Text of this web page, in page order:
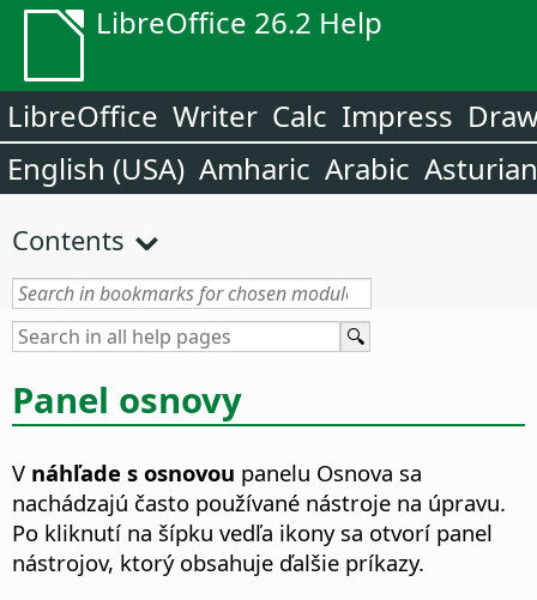
LibreOffice 26.2 Help
LibreOffice Writer Calc Impress
English (USA) Amharic Arabic Asturian
Contents
Panel osnovy
V náhľade s osnovou panelu Osnova sa
nachádzajú často používané nástroje na úpravu.
Po kliknutí na šípku vedľa ikony sa otvorí panel
nástrojov, ktorý obsahuje ďalšie príkazy.